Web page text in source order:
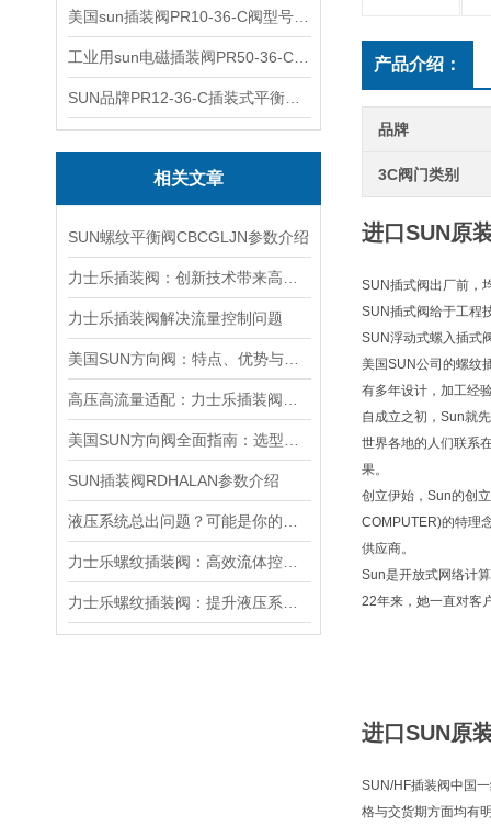
相关文章
SUN螺纹平衡阀CBCGLJN参数介绍
力士乐插装阀解决流量控制问题
SUN插装阀RDHALAN参数介绍
产品介绍：
品牌
3C阀门类别
进口SUN原
SUN插式阀出厂前，
SUN插式阀给于工程
SUN浮动式螺入插
美国SUN公司的螺纹
有多年设计，加工经
自成立之初，Sun就
世界各地的人们联系
果。
创立伊始，Sun的创
COMPUTER)的特理
供应商。
Sun是开放式网络计
22年来，她一直对客
进口SUN原
SUN/HF插装阀中国
格与交货期方面均有